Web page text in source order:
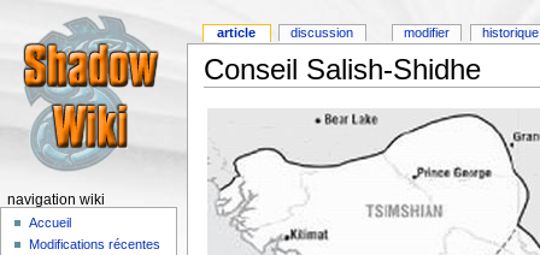
Conseil Salish-Shidhe
article discussion modifier historique
navigation wiki
Accueil
Modifications récentes